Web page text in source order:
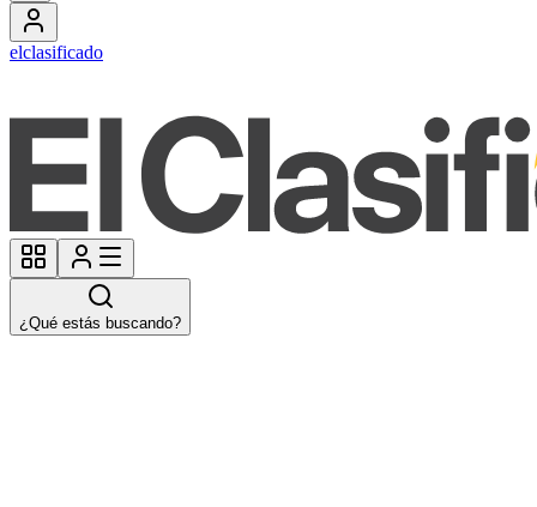
elclasificado
¿Qué estás buscando?